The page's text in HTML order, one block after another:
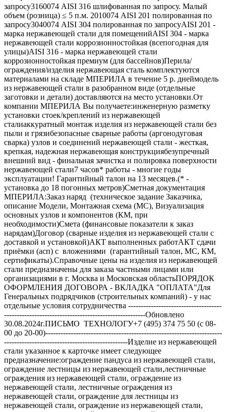
запросу3160074 AISI 316 шлифованная по запросу. Малый
объем (розница) ≤ 5 п.м. 2010074 AISI 201 полированная по
запросу3040074 AISI 304 полированная по запросуAISI 201 -
марка нержавеющей стали для помещенийAISI 304 - марка
нержавеющей стали коррозионностойкая (всепогодная для
улицы)AISI 316 - марка нержавеющей стали
коррозионностойкая премиум (для бассейнов)Перила/
ограждения/изделия нержавеющая сталь комплектуются
материалами на складе МПЕРИЛА в течение 5 р. днеймодель
из нержавеющей стали в разобранном виде (отдельные
заготовки и детали) доставляются на место установки.От
компании МПЕРИЛА Вы получаете:инженерную разметку
установки стоек/креплений из нержавеющей
сталиаккуратный монтаж изделия из нержавеющей стали без
пыли и грязибезопасные сварные работы (аргонодуговая
сварка) узлов и соединений нержавеющей стали - жесткая,
крепкая, надежная нержавеющая конструкциябезупречный
внешний вид - финальная зачистка и полировка поверхности
нержавеющей стали7 часов* работы - многие годы
эксплуатации! Гарантийный талон на 13 месяцев.(* -
установка до 18 погонных метров)Сметная документация
МПЕРИЛА:Заказ наряд (техническое задание Заказчика,
описание Модели, Монтажная схема (МС), Визуализация
основных узлов и компонентов (КМ, при
необходимости)Смета (финансовые показатели к заказ
нарядам)Договор (сварные изделия из нержавеющей стали с
доставкой и установкой)АКТ выполненных работАКТ сдачи
приёмки (асп) с вложениями (гарантийный талон, МС, КМ,
сертификаты).Справочные цены на изделия из нержавеющей
стали предназначены для заказа частными лицами или
организациями в г. Москва и Московская областьПОРЯДОК
ОФОРМЛЕНИЯ ДОГОВОРА - ВКЛАДКА "ОПЛАТА"Для
Генеральных подрядчиков (строительных компаний) - у нас
отдельные условия сотрудничества -------------------------------------
--------------------------------------------------------Обновлено
30.08.2024г.ПИСЬМО ТЕХНОЛОГУ+7 (495) 374 75 50 (с 08-
00 до 20-00)----------------------------------------------------------------------
-------------------------------------------------Изделие из нержавеющей
стали указанное к карточке имеет следующее
предназначение:ограждение пандуса из нержавеющей стали,
ограждение лестницы из нержавеющей стали,лестничные
ограждения из нержавеющей стали, ограждение из
нержавеющей стали, лестничные ограждения из
нержавеющей стали, ограждение для лестницы из
нержавеющей стали, ограждение из нержавеющей стали,